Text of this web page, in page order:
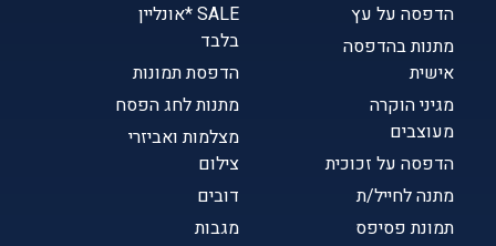
הדפסה על עץ
מתנות בהדפסה
אישית
מגיני הוקרה
מעוצבים
הדפסה על זכוכית
מתנה לחייל/ת
תמונת פסיפס
SALE *אונליין
בלבד
הדפסת תמונות
מתנות לחג הפסח
מצלמות ואביזרי
צילום
דובים
מגבות